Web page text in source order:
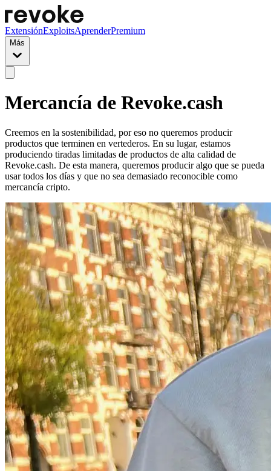
ExtensiónExploitsAprenderPremium
Más
Mercancía de Revoke.cash
Creemos en la sostenibilidad, por eso no queremos producir
productos que terminen en vertederos. En su lugar, estamos
produciendo tiradas limitadas de productos de alta calidad de
Revoke.cash. De esta manera, queremos producir algo que se pueda
usar todos los días y que no sea demasiado reconocible como
mercancía cripto.